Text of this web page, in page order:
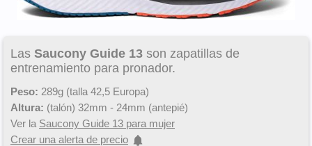
Las Saucony Guide 13 son zapatillas de
entrenamiento para pronador.
Peso: 289g (talla 42,5 Europa)
Altura: (talón) 32mm - 24mm (antepié)
Ver la Saucony Guide 13 para mujer
Crear una alerta de precio